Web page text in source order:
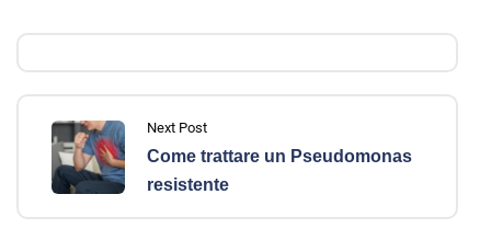
Next Post
Come trattare un Pseudomonas
resistente